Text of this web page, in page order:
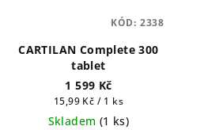
CARTILAN Complete 300
tablet
1 599 Kč
Měrná
cena:
15,99 Kč / 1 ks
Skladem (1 ks)
KÓD: 2338